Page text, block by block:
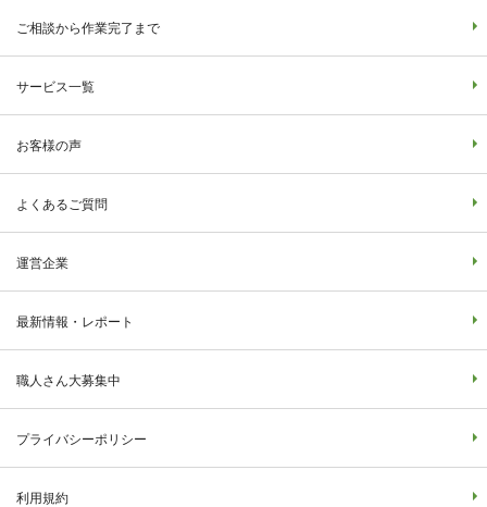
ご相談から作業完了まで
サービス一覧
お客様の声
よくあるご質問
運営企業
最新情報・レポート
職人さん大募集中
プライバシーポリシー
利用規約